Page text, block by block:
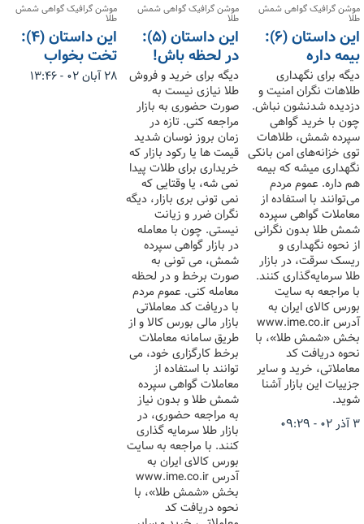
موشن گرافیک گواهی شمش
طلا
این داستان (۶):
بیمه داره
دیگه برای نگهداری
طلاهات نگران امنیت و
دزدیده شدنشون نباش.
چون با خرید گواهی
سپرده شمش، طلاهات
توی خزانه‌های امن بانکی
نگهداری میشه که بیمه
هم داره. عموم مردم
می‌توانند با استفاده از
معاملات گواهی سپرده
شمش طلا بدون نگرانی
از نحوه نگهداری و
ریسک سرقت، در بازار
طلا سرمایه‌گذاری کنند.
با مراجعه به سایت
بورس کالای ایران به
بخش «شمش طلا»، با
نحوه دریافت کد
معاملاتی، خرید و سایر
جزییات این بازار آشنا
شوید.
۳ آذر ۰۲ - ۰۹:۲۹
موشن گرافیک گواهی شمش
طلا
این داستان (۵):
در لحظه باش!
دیگه برای خرید و فروش
طلا نیازی نیست به
صورت حضوری به بازار
مراجعه کنی. تازه در
زمان بروز نوسان شدید
قیمت ها یا رکود بازار که
خریداری برای طلات پیدا
نمی شه، یا وقتایی که
نمی تونی بری بازار، دیگه
نگران ضرر و زیانت
نیستی. چون با معامله
در بازار گواهی سپرده
شمش، می تونی به
صورت برخط و در لحظه
معامله کنی. عموم مردم
با دریافت کد معاملاتی
بازار مالی بورس کالا و از
طریق سامانه معاملات
برخط کارگزاری خود، می
توانند با استفاده از
معاملات گواهی سپرده
شمش طلا و بدون نیاز
به مراجعه حضوری، در
بازار طلا سرمایه گذاری
کنند. با مراجعه به سایت
بورس کالای ایران به
آدرس www.ime.co.ir
بخش «شمش طلا»، با
نحوه دریافت کد
موشن گرافیک گواهی شمش
طلا
این داستان (۴):
تخت بخواب
۲۸ آبان ۰۲ - ۱۳:۴۶